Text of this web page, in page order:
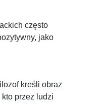
często
jako
kreśli obraz
przez ludzi